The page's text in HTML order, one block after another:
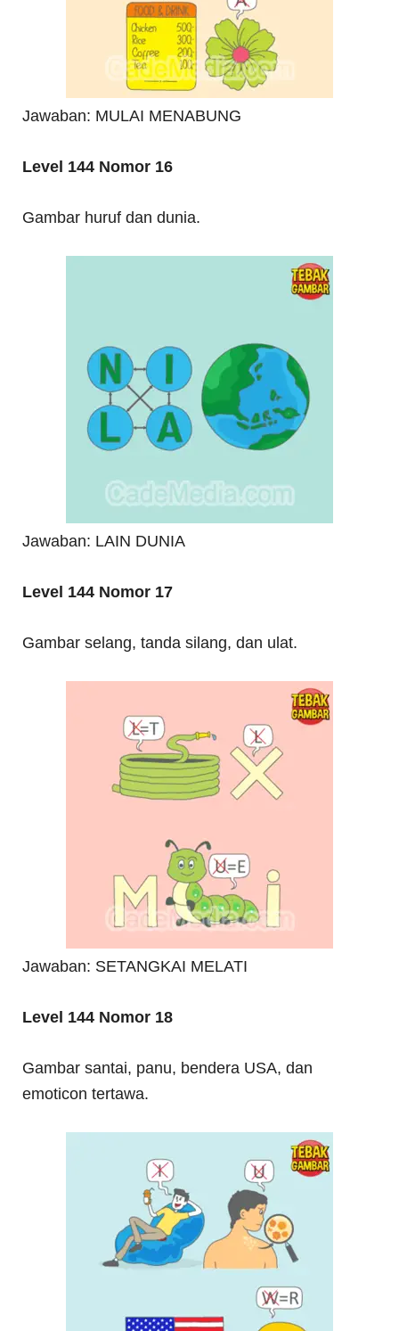
Jawaban: MULAI MENABUNG
Level 144 Nomor 16
Gambar huruf dan dunia.
Jawaban: LAIN DUNIA
Level 144 Nomor 17
Gambar selang, tanda silang, dan ulat.
Jawaban: SETANGKAI MELATI
Level 144 Nomor 18
Gambar santai, panu, bendera USA, dan
emoticon tertawa.